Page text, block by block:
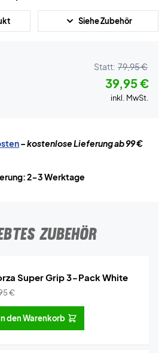
Siehe Zubehör
Statt: 79,95 €
39,95 €
inkl. MwSt.
– kostenlose Lieferung ab 99 €
2-3 Werktage
ZUBEHÖR
Super Grip 3-Pack White
€
den Warenkorb